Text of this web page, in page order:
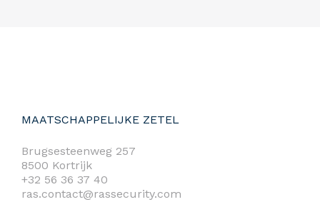
MAATSCHAPPELIJKE ZETEL
Brugsesteenweg 257
8500 Kortrijk
+32 56 36 37 40
ras.contact@rassecurity.com